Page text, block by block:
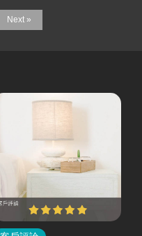
Next »